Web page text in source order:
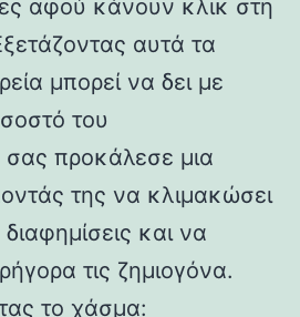
αφού κάνουν κλικ στη
αυτά τα
μπορεί να δει με
του
προκάλεσε μια
της να κλιμακώσει
και να
τις ζημιογόνα.
το χάσμα: